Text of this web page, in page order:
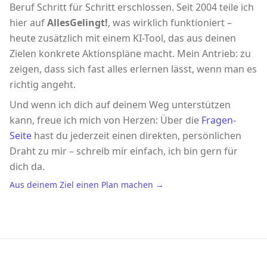
Beruf Schritt für Schritt erschlossen. Seit 2004 teile ich
hier aufAllesGelingt!, was wirklich funktioniert –
heute zusätzlich mit einem KI-Tool, das aus deinen
Zielen konkrete Aktionspläne macht. Mein Antrieb: zu
zeigen, dass sich fast alles erlernen lässt, wenn man es
richtig angeht.
Und wenn ich dich auf deinem Weg unterstützen
kann, freue ich mich von Herzen: Über die Fragen-
Seite hast du jederzeit einen direkten, persönlichen
Draht zu mir – schreib mir einfach, ich bin gern für
dich da.
Aus deinem Ziel einen Plan machen →